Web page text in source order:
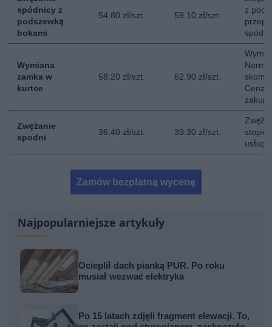
spódnicy z
podszewką
bokami
54.80 zł/szt. 59.10 zł/szt.
z
Wymiana
zamka w
kurtce
58.20 zł/szt. 62.90 zł/szt.
Cena
Zwężanie
spodni
36.40 zł/szt. 39.30 zł/szt.
usługi.
Zamów bezpłatną wycenę
Najpopularniejsze artykuły
Ocieplił dach pianką PUR. Po roku
musiał wezwać elektryka
Po 15 latach zdjęli fragment elewacji. To,